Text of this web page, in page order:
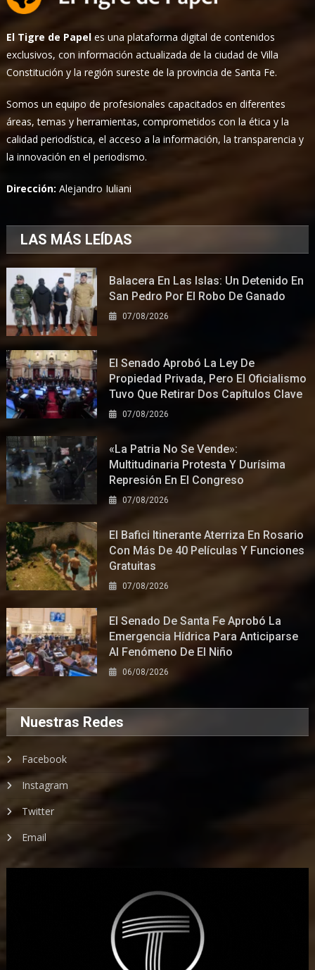
El Tigre de Papel es una plataforma digital de contenidos
exclusivos, con información actualizada de la ciudad de Villa
Constitución y la región sureste de la provincia de Santa Fe.
Somos un equipo de profesionales capacitados en diferentes
áreas, temas y herramientas, comprometidos con la ética y la
calidad periodística, el acceso a la información, la transparencia y
la innovación en el periodismo.
Dirección:Alejandro Iuliani
LAS MÁS LEÍDAS
Balacera En Las Islas: Un Detenido En
San Pedro Por El Robo De Ganado
07/08/2026
El Senado Aprobó La Ley De
Propiedad Privada, Pero El Oficialismo
Tuvo Que Retirar Dos Capítulos Clave
07/08/2026
«La Patria No Se Vende»:
Multitudinaria Protesta Y Durísima
Represión En El Congreso
07/08/2026
El Bafici Itinerante Aterriza En Rosario
Con Más De 40 Películas Y Funciones
Gratuitas
07/08/2026
El Senado De Santa Fe Aprobó La
Emergencia Hídrica Para Anticiparse
Al Fenómeno De El Niño
06/08/2026
Nuestras Redes
Facebook
Instagram
Twitter
Email